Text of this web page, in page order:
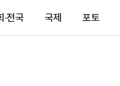
·전국 국제 포토